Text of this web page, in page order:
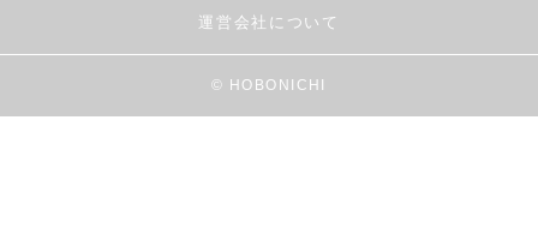
運営会社について
© HOBONICHI